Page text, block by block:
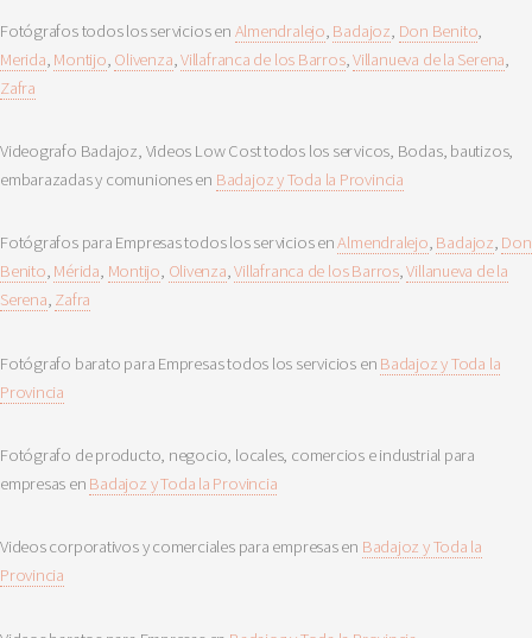
Fotógrafos todos los servicios en Almendralejo, Badajoz, Don Benito,
Merida, Montijo, Olivenza,Villafranca de los Barros,Villanueva de la Serena,
Zafra
Videografo Badajoz, Videos Low Cost todos los servicos, Bodas, bautizos,
embarazadas y comuniones en Badajoz y Toda la Provincia
Fotógrafos para Empresas todos los servicios enAlmendralejo, Badajoz, Don
Benito, Mérida, Montijo, Olivenza,Villafranca de los Barros,Villanueva de la
Serena, Zafra
Fotógrafo barato para Empresas todos los servicios en Badajoz y Toda la
Provincia
Fotógrafo de producto, negocio, locales, comercios e industrial para
empresas en Badajoz y Toda la Provincia
Videos corporativos y comerciales para empresas en Badajoz y Toda la
Provincia